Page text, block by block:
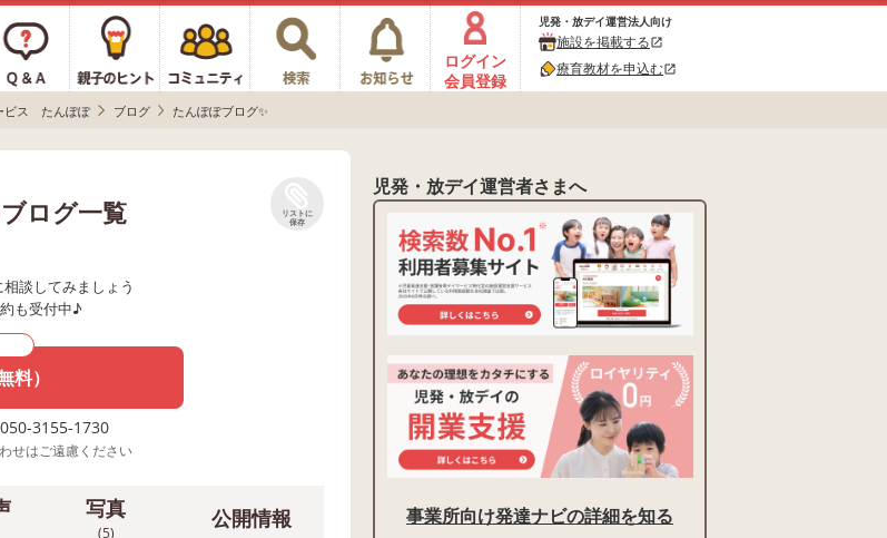
ログイン
会員登録
児発・放デイ運営法人向け
施設を掲載するopen_in_new
療育教材を申込むopen_in_new
ビス たんぽぽ ブログ たんぽぽブログ✨
ログ一覧
リストに
保存
談してみましょう
も受付中♪
料）
3155-1730
せはご遠慮ください
写真
(5)
公開情報
児発・放デイ運営者さまへ
事業所向け発達ナビの詳細を知る